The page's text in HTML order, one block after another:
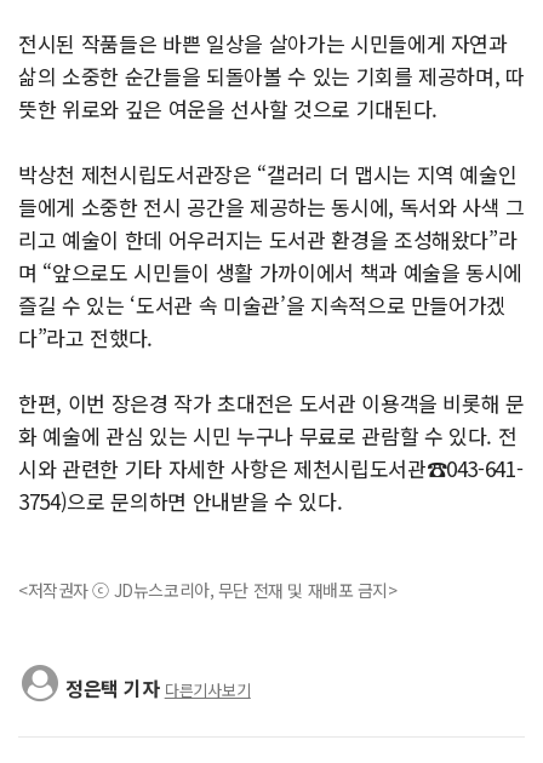
전시된 작품들은 바쁜 일상을 살아가는 시민들에게 자연과
삶의 소중한 순간들을 되돌아볼 수 있는 기회를 제공하며, 따
뜻한 위로와 깊은 여운을 선사할 것으로 기대된다.
박상천 제천시립도서관장은 “갤러리 더 맵시는 지역 예술인
들에게 소중한 전시 공간을 제공하는 동시에, 독서와 사색 그
리고 예술이 한데 어우러지는 도서관 환경을 조성해왔다”라
며 “앞으로도 시민들이 생활 가까이에서 책과 예술을 동시에
즐길 수 있는 ‘도서관 속 미술관’을 지속적으로 만들어가겠
다”라고 전했다.
한편, 이번 장은경 작가 초대전은 도서관 이용객을 비롯해 문
화 예술에 관심 있는 시민 누구나 무료로 관람할 수 있다. 전
시와 관련한 기타 자세한 사항은 제천시립도서관☎043-641-
3754)으로 문의하면 안내받을 수 있다.
<저작권자 ⓒ JD뉴스코리아, 무단 전재 및 재배포 금지>
정은택 기자 다른기사보기